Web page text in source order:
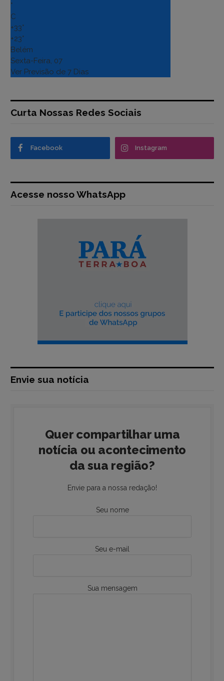
°
C
+33°
+23°
Belém
Sexta-Feira, 07
Ver Previsão de 7 Dias
Curta Nossas Redes Sociais
Facebook Instagram
Acesse nosso WhatsApp
Envie sua notícia
Quer compartilhar uma
notícia ou acontecimento
da sua região?
Envie para a nossa redação!
Seu nome
Seu e-mail
Sua mensagem